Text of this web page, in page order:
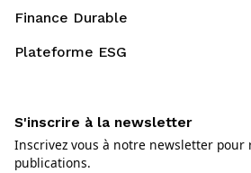
Finance Durable
Plateforme ESG
S'inscrire à la newsletter
Inscrivez vous à notre newsletter pour
publications.